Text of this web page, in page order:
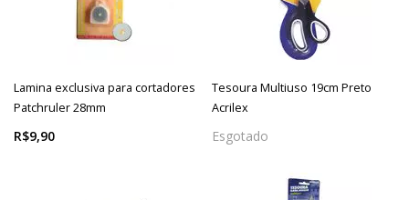
Lamina exclusiva para cortadores
Patchruler 28mm
R$9,90
Tesoura Multiuso 19cm Preto
Acrilex
Esgotado